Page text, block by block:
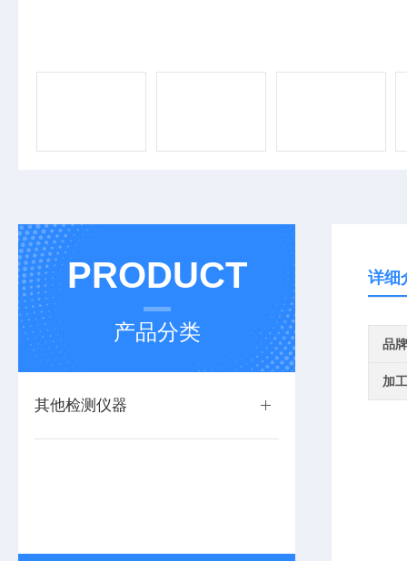
PRODUCT
产品分类
其他检测仪器
详细
品牌
加